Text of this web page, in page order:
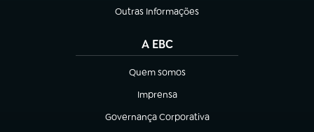
Outras Informações
(abre em nova aba)
A EBC
Quem somos
(abre em nova aba)
Imprensa
(abre em nova aba)
Governança Corporativa
(abre em nova aba)